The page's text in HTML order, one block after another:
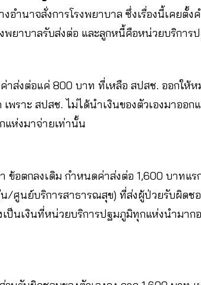
งอำนาจสั่งการโรงพยาบาล ซึ่งเรื่องนี้เคยตั้
พยาบาลรับส่งต่อ และลูกหนี้คือหน่วยบริการ
าส่งต่อแค่ 800 บาท ที่เหลือ สปสช. ออกให้ห
ราะ สปสช. ไม่ได้นำเงินของตัวเองมาออก
แห่งมาจ่ายเท่านั้น​​​​​​​​​​​​​​​​
ข้อตกลงเดิม กำหนดค่าส่งต่อ 1,600 บาทแร
ศูนย์บริการสาธารณสุข) ที่ส่งผู้ป่วยรับผิดชอ
ป็นเงินที่หน่วยบริการปฐมภูมิทุกแห่งนำมาก